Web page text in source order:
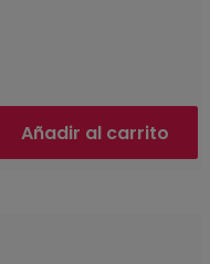
Añadir al carrito